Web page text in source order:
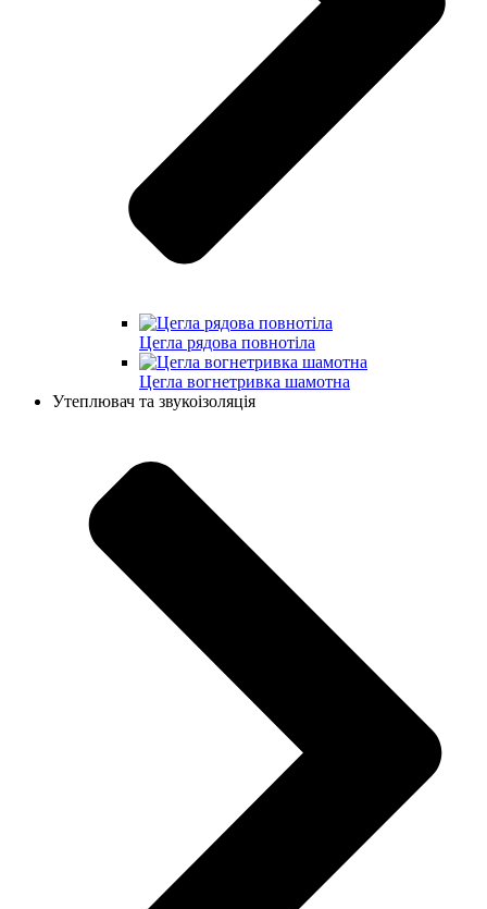
Цегла рядова повнотіла
Цегла вогнетривка шамотна
Утеплювач та звукоізоляція